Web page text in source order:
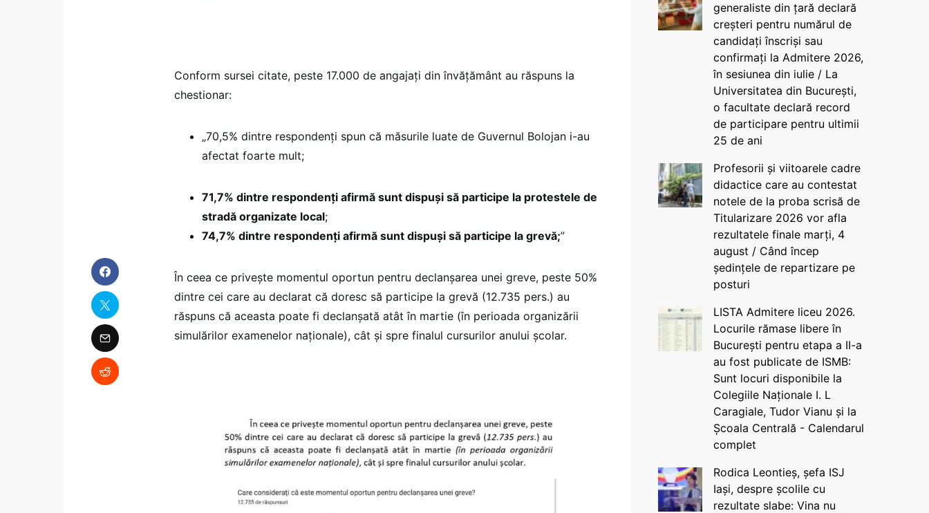
Conform sursei citate, peste 17.000 de angajați din învățământ au răspuns la
chestionar:
„70,5% dintre respondenți spun că măsurile luate de Guvernul Bolojan i-au
afectat foarte mult;
71,7% dintre respondenți afirmă sunt dispuși să participe la protestele de
stradă organizate local;
74,7% dintre respondenți afirmă sunt dispuși să participe la grevă;”
În ceea ce privește momentul oportun pentru declanșarea unei greve, peste 50%
dintre cei care au declarat că doresc să participe la grevă (12.735 pers.) au
răspuns că aceasta poate fi declanșată atât în martie (în perioada organizării
simulărilor examenelor naționale), cât și spre finalul cursurilor anului școlar.
generaliste din țară declară
creșteri pentru numărul de
candidați înscriși sau
confirmați la Admitere 2026,
în sesiunea din iulie / La
Universitatea din București,
o facultate declară record
de participare pentru ultimii
25 de ani
Profesorii și viitoarele cadre
didactice care au contestat
notele de la proba scrisă de
Titularizare 2026 vor afla
rezultatele finale marți, 4
august / Când încep
ședințele de repartizare pe
posturi
LISTA Admitere liceu 2026.
Locurile rămase libere în
București pentru etapa a II-a
au fost publicate de ISMB:
Sunt locuri disponibile la
Colegiile Naționale I. L
Caragiale, Tudor Vianu și la
Școala Centrală - Calendarul
complet
Rodica Leontieș, șefa ISJ
Iași, despre școlile cu
rezultate slabe: Vina nu